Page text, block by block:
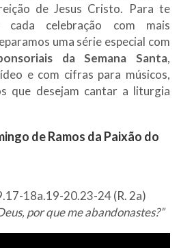
de Jesus Cristo. Para te
celebração com mais
uma série especial com
da Semana Santa,
e com cifras para músicos,
que desejam cantar a liturgia
de Ramos da Paixão do
18a.19-20.23-24 (R. 2a)
por que me abandonastes?”